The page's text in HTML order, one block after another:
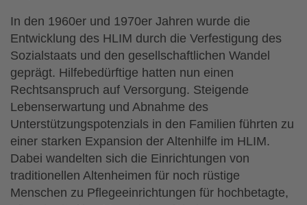
In den 1960er und 1970er Jahren wurde die
Entwicklung des HLIM durch die Verfestigung des
Sozialstaats und den gesellschaftlichen Wandel
geprägt. Hilfebedürftige hatten nun einen
Rechtsanspruch auf Versorgung. Steigende
Lebenserwartung und Abnahme des
Unterstützungspotenzials in den Familien führten zu
einer starken Expansion der Altenhilfe im HLIM.
Dabei wandelten sich die Einrichtungen von
traditionellen Altenheimen für noch rüstige
Menschen zu Pflegeeinrichtungen für hochbetagte,